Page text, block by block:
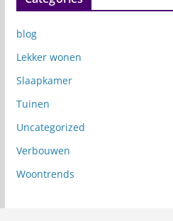
blog
Lekker wonen
Slaapkamer
Tuinen
Uncategorized
Verbouwen
Woontrends